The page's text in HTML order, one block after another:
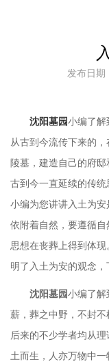
发布日期
沈阳墓园小编了解
从古到今流传下来的
陵墓，建造自己的府
古到今一直延续的传
小编为您讲讲入土为
依附着自然，要遵循
思想在丧葬上得到体
明了入土为安的观念
沈阳墓园小编了解
薪，葬之中野，不封不
后来的不少学者均从
土而生，人亦万物中一